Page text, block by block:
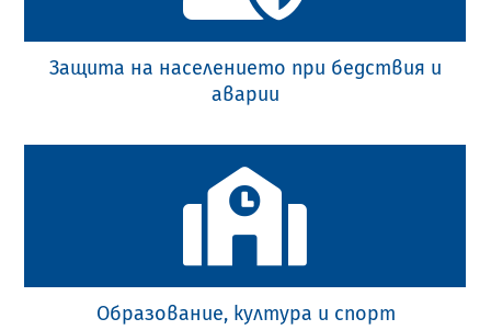
Защита на населението при бедствия и
аварии
Образование, култура и спорт